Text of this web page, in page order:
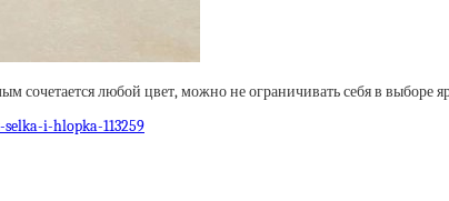
любой цвет, можно не ограничивать себя в выборе
i-hlopka-113259